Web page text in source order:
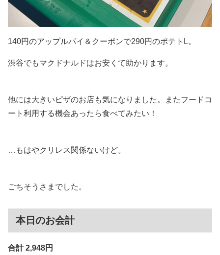
140円のアップルパイ＆クーポンで290円のポテトL。
渋谷でもマクドナルドはお安くて助かります。
他には大きいピザのお店も気になりました。またフードコ
ート利用する機会あったら食べてみたい！
…もはやクリレス関係ないけど。
ごちそうさまでした。
本日のお会計
合計 2,948円